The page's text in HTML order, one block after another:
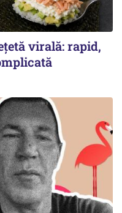
virală: rapid,